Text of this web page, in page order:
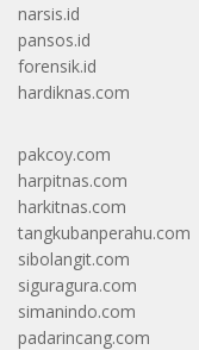
narsis.id
pansos.id
forensik.id
hardiknas.com
pakcoy.com
harpitnas.com
harkitnas.com
tangkubanperahu.com
sibolangit.com
siguragura.com
simanindo.com
padarincang.com